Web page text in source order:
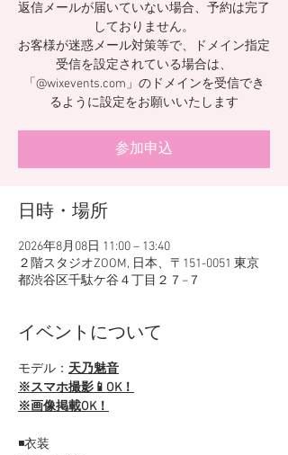
返信メールが届いていない場合、予約は完了
しておりません。
お客様が迷惑メール対策等で、ドメイン指定
受信を設定されている場合は、
「@wixevents.com」のドメインを受信でき
るように設定をお願いいたします
参加申込
日時・場所
2026年8月08日 11:00 – 13:40
２階スタジオZOOM, 日本、〒151-0051 東京
都渋谷区千駄ケ谷４丁目２７−７
イベントについて
モデル： 天乃魅音
※スマホ撮影📱OK！
※画像掲載OK！
◾️衣装